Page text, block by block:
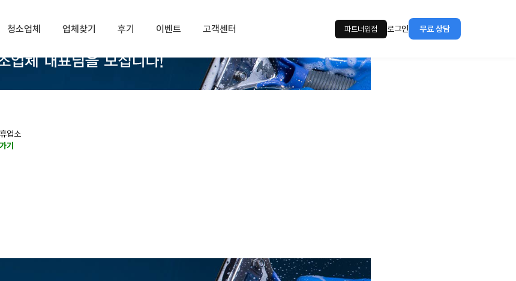
청소업체 업체찾기 후기 이벤트 고객센터 파트너입점 로그인 무료 상담
업소
기